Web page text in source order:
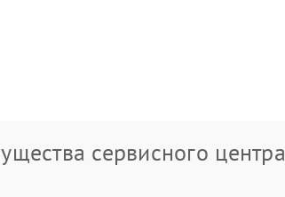
сервисного центра